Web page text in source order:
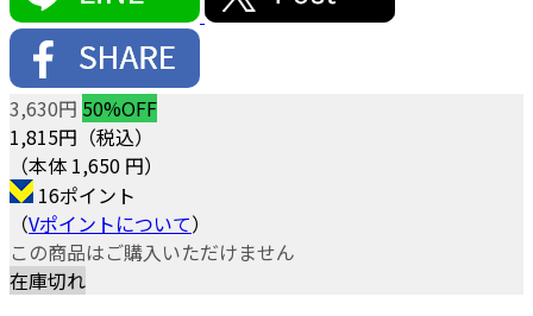
3,630円 50%OFF
1,815円（税込）
（本体 1,650 円）
16ポイント
（Vポイントについて）
この商品はご購入いただけません
在庫切れ